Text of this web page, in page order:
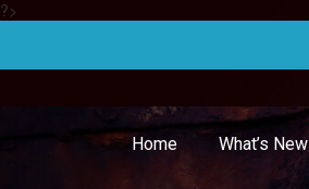
?>
Home What’s New